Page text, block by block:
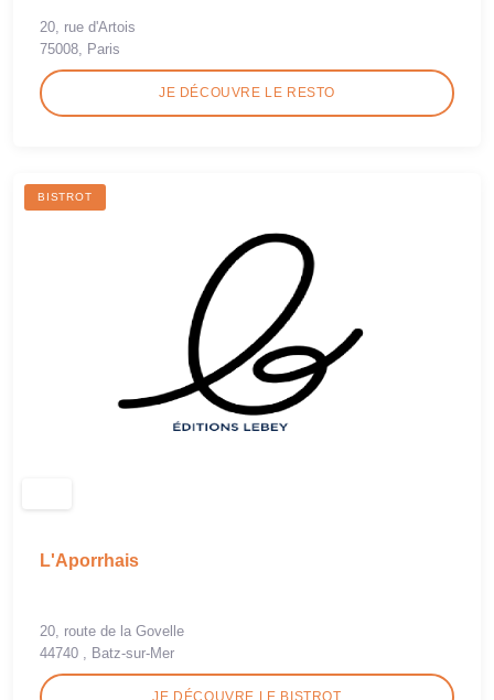
20, rue d'Artois
75008, Paris
JE DÉCOUVRE LE RESTO
BISTROT
L'Aporrhais
20, route de la Govelle
44740 , Batz-sur-Mer
JE DÉCOUVRE LE BISTROT